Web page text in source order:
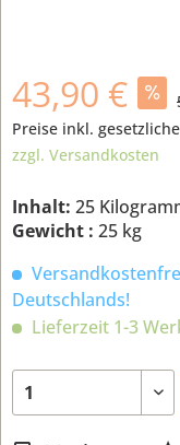
43,90 €
Preise inkl.
zzgl. Versandkosten
Inhalt: 25
Gewicht : 25 kg
Deutschlands!
Lieferzeit 1-3